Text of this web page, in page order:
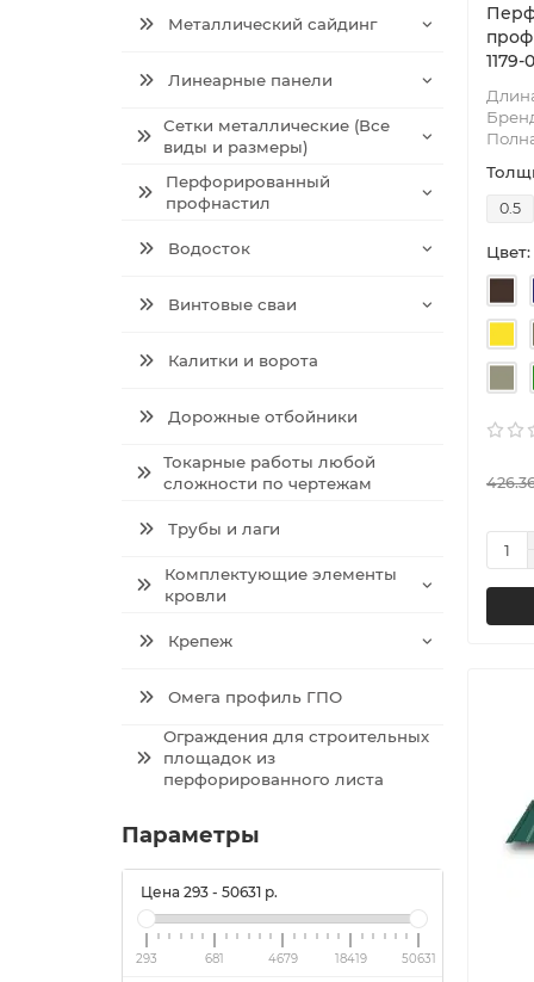
Металлический сайдинг
Линеарные панели
Сетки металлические (Все
виды и размеры)
Перфорированный
профнастил
Водосток
Винтовые сваи
Калитки и ворота
Дорожные отбойники
Токарные работы любой
сложности по чертежам
Трубы и лаги
Комплектующие элементы
кровли
Крепеж
Омега профиль ГПО
Ограждения для строительных
площадок из
перфорированного листа
Параметры
Цена 293 - 50631 р.
293 681 4679 18419 50631
0.5
Цвет: